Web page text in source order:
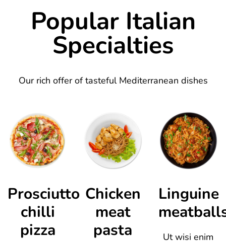
Popular Italian
Specialties
Our rich offer of tasteful Mediterranean dishes
Prosciutto
chilli
pizza
Chicken
meat
pasta
Linguine
Ut wisi enim